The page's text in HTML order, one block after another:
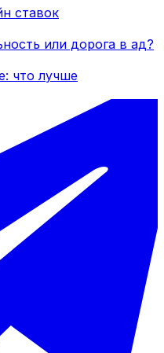
ставок
или дорога в ад?
что лучше